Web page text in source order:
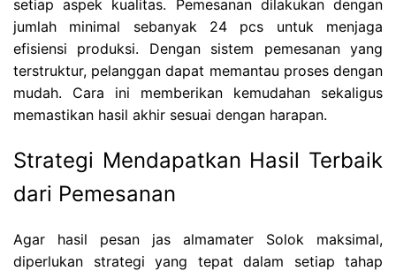
setiap aspek kualitas. Pemesanan dilakukan dengan
jumlah minimal sebanyak 24 pcs untuk menjaga
efisiensi produksi. Dengan sistem pemesanan yang
terstruktur, pelanggan dapat memantau proses dengan
mudah. Cara ini memberikan kemudahan sekaligus
memastikan hasil akhir sesuai dengan harapan.
Strategi Mendapatkan Hasil Terbaik
dari Pemesanan
Agar hasil pesan jas almamater Solok maksimal,
diperlukan strategi yang tepat dalam setiap tahap